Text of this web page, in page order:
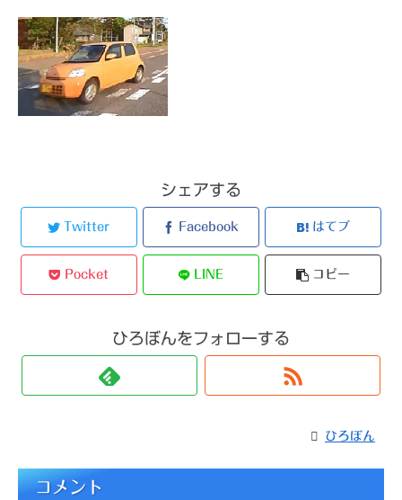
シェアする
Twitter Facebook はてブ
Pocket LINE コピー
ひろぼんをフォローする
ひろぼん
コメント